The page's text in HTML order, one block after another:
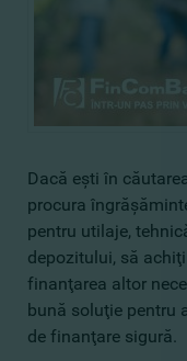
Dacă eşti în
procura
pentru utilaje,
depozitului, să
finanţarea altor
bună soluţie pentru
de finanţare sigură.